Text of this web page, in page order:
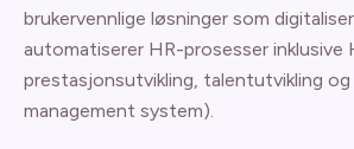
brukervennlige løsninger som
automatiserer HR-prosesser inklusive
prestasjonsutvikling, talentutvikling og
management system).